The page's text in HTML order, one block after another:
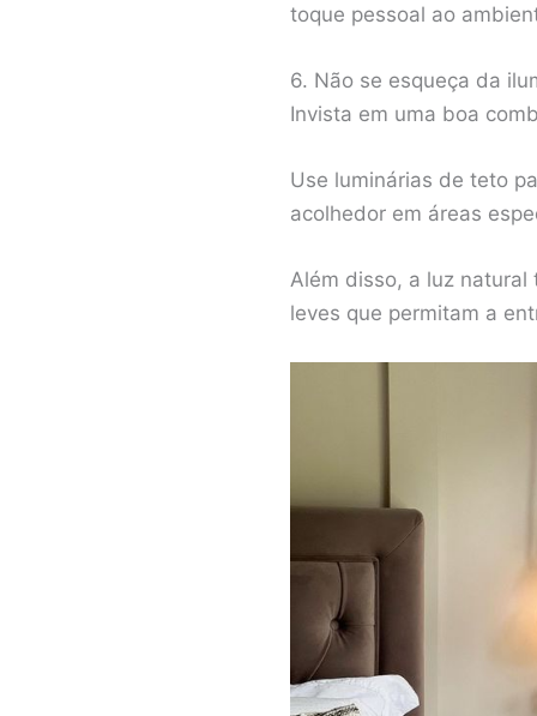
toque pessoal ao
6. Não se esqueça da
Invista em uma boa
Use luminárias de teto
acolhedor em áreas
Além disso, a luz natural
leves que permitam a